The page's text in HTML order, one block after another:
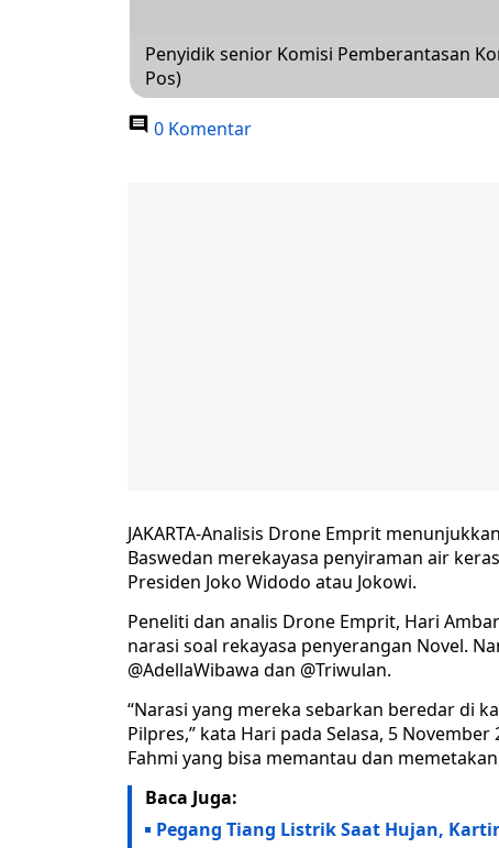
Penyidik senior Komisi Pemberantasan
Pos)
0 Komentar
JAKARTA-Analisis Drone Emprit
Baswedan merekayasa penyiraman air
Presiden Joko Widodo atau Jokowi.
Peneliti dan analis Drone Emprit, Hari
narasi soal rekayasa penyerangan Novel.
@AdellaWibawa dan @Triwulan.
“Narasi yang mereka sebarkan beredar di
Pilpres,” kata Hari pada Selasa, 5
Fahmi yang bisa memantau dan
Baca Juga:
Pegang Tiang Listrik Saat Hujan,